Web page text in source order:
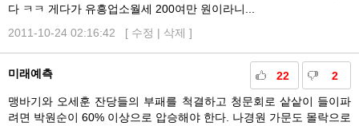
다 ㅋㅋ 게다가 유흥업소월세 200여만 원이라니...
2011-10-24 02:16:42 [ 수정 | 삭제 ]
22 2
미래예측
맹바기와 오세훈 잔당들의 부패를 척결하고 청문회로 샅샅이 들이파
려면 박원순이 60% 이상으로 압승해야 한다. 나경원 가문도 몰락으로